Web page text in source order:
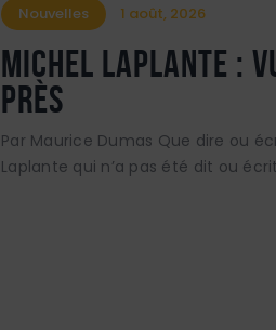
Nouvelles 1 août, 2026
Michel Laplante :
près
Par Maurice Dumas Que dire ou
Laplante qui n’a pas été dit ou